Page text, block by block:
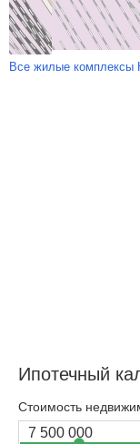
Похожие
Все жилые комплексы
Ипотечный
Стоимость